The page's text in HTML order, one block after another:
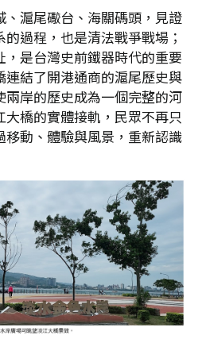
、滬尾礮台、海關碼頭，見證
過程，也是清法戰爭戰場；
是台灣史前鐵器時代的重要
結了開港通商的滬尾歷史與
岸的歷史成為一個完整的河
橋的實體接軌，民眾不再只
動、體驗與風景，重新認識